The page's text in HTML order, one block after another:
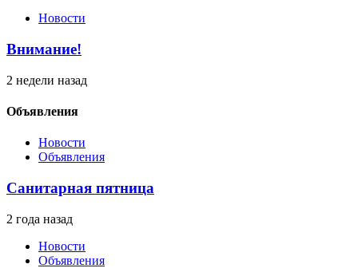
Новости
Внимание!
2 недели назад
Объявления
Новости
Объявления
Санитарная пятница
2 года назад
Новости
Объявления